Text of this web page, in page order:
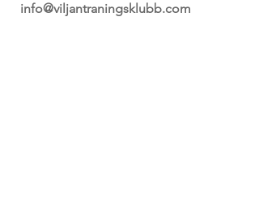
info@viljantraningsklubb.com